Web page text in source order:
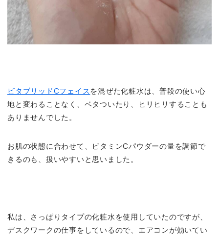
ビタブリッドCフェイス を混ぜた化粧水は、普段の使い心
地と変わることなく、ベタついたり、ヒリヒリすることも
ありませんでした。
お肌の状態に合わせて、ビタミンCパウダーの量を調節で
きるのも、扱いやすいと思いました。
私は、さっぱりタイプの化粧水を使用していたのですが、
デスクワークの仕事をしているので、エアコンが効いてい